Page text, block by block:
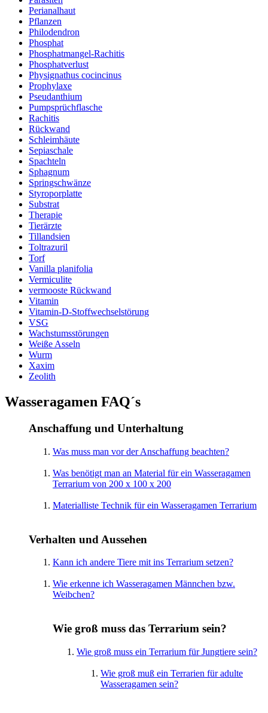
Perianalhaut
Pflanzen
Philodendron
Phosphat
Phosphatmangel-Rachitis
Phosphatverlust
Physignathus cocincinus
Prophylaxe
Pseudanthium
Pumpsprüchflasche
Rachitis
Rückwand
Schleimhäute
Sepiaschale
Spachteln
Sphagnum
Springschwänze
Styroporplatte
Substrat
Therapie
Tierärzte
Tillandsien
Toltrazuril
Torf
Vanilla planifolia
Vermiculite
vermooste Rückwand
Vitamin
Vitamin-D-Stoffwechselstörung
VSG
Wachstumsstörungen
Weiße Asseln
Wurm
Xaxim
Zeolith
Wasseragamen FAQ´s
Anschaffung und Unterhaltung
Was muss man vor der Anschaffung beachten?
Was benötigt man an Material für ein Wasseragamen
Terrarium von 200 x 100 x 200
Materialliste Technik für ein Wasseragamen Terrarium
Verhalten und Aussehen
Kann ich andere Tiere mit ins Terrarium setzen?
Wie erkenne ich Wasseragamen Männchen bzw.
Weibchen?
Wie groß muss das Terrarium sein?
Wie groß muss ein Terrarium für Jungtiere sein?
Wie groß muß ein Terrarien für adulte
Wasseragamen sein?